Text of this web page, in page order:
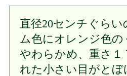
直径20センチぐら
ム色にオレンジ色
やわらかめ、重さ１
れた小さい目がと